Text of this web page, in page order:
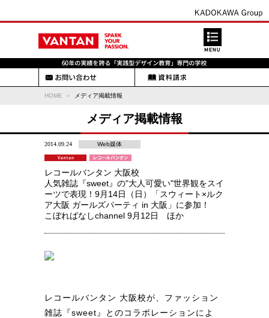
HOME メディア掲載情報
メディア掲載情報
2014.09.24 Web媒体
レコールバンタン 大阪校
人気雑誌『sweet』の"大人可愛い"世界観をスイ
ーツで表現！9月14日（日）「スウィート×ルク
ア大阪 ガールズパーティ in 大阪」に参加！
こぼればなしchannel 9月12日 ほか
レコールバンタン 大阪校が、ファッション
雑誌『sweet』とのコラボレーションによ